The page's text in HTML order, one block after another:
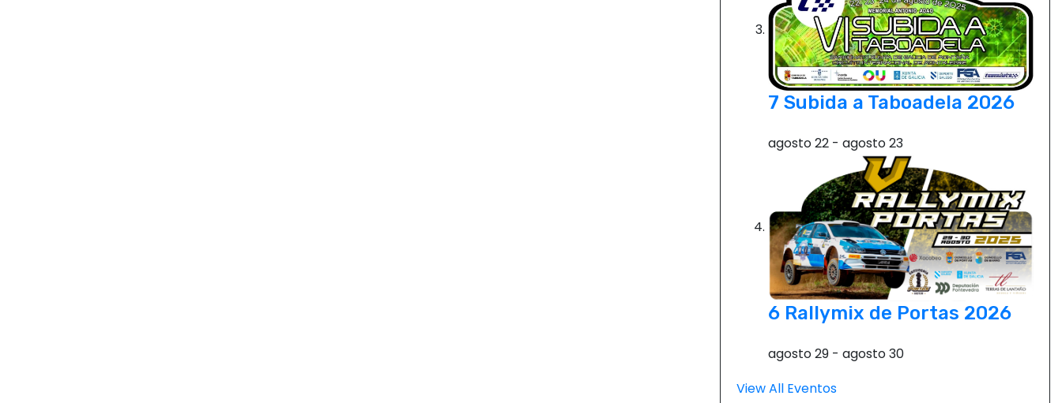
7 Subida a Taboadela 2026
agosto 22 - agosto 23
6 Rallymix de Portas 2026
agosto 29 - agosto 30
View All Eventos